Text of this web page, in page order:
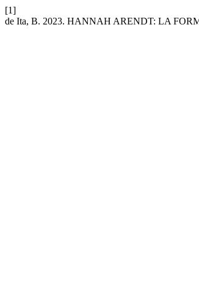
[1]
de Ita, B. 2023. HANNAH ARENDT: LA